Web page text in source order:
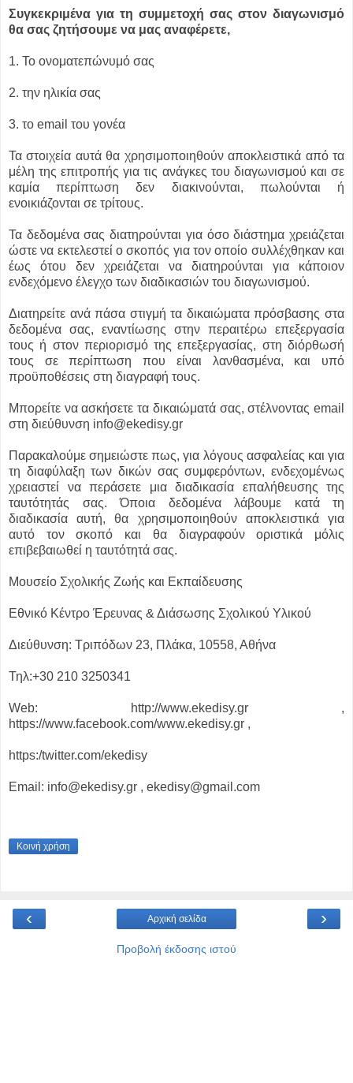
Συγκεκριμένα για τη συμμετοχή σας στον διαγωνισμό
θα σας ζητήσουμε να μας αναφέρετε,
1. Το ονοματεπώνυμό σας
2. την ηλικία σας
3. το email του γονέα
Τα στοιχεία αυτά θα χρησιμοποιηθούν αποκλειστικά από τα
μέλη της επιτροπής για τις ανάγκες του διαγωνισμού και σε
καμία περίπτωση δεν διακινούνται, πωλούνται ή
ενοικιάζονται σε τρίτους.
Τα δεδομένα σας διατηρούνται για όσο διάστημα χρειάζεται
ώστε να εκτελεστεί ο σκοπός για τον οποίο συλλέχθηκαν και
έως ότου δεν χρειάζεται να διατηρούνται για κάποιον
ενδεχόμενο έλεγχο των διαδικασιών του διαγωνισμού.
Διατηρείτε ανά πάσα στιγμή τα δικαιώματα πρόσβασης στα
δεδομένα σας, εναντίωσης στην περαιτέρω επεξεργασία
τους ή στον περιορισμό της επεξεργασίας, στη διόρθωσή
τους σε περίπτωση που είναι λανθασμένα, και υπό
προϋποθέσεις στη διαγραφή τους.
Μπορείτε να ασκήσετε τα δικαιώματά σας, στέλνοντας email
στη διεύθυνση info@ekedisy.gr
Παρακαλούμε σημειώστε πως, για λόγους ασφαλείας και για
τη διαφύλαξη των δικών σας συμφερόντων, ενδεχομένως
χρειαστεί να περάσετε μια διαδικασία επαλήθευσης της
ταυτότητάς σας. Όποια δεδομένα λάβουμε κατά τη
διαδικασία αυτή, θα χρησιμοποιηθούν αποκλειστικά για
αυτό τον σκοπό και θα διαγραφούν οριστικά μόλις
επιβεβαιωθεί η ταυτότητά σας.
Μουσείο Σχολικής Ζωής και Εκπαίδευσης
Εθνικό Κέντρο Έρευνας & Διάσωσης Σχολικού Υλικού
Διεύθυνση: Τριπόδων 23, Πλάκα, 10558, Αθήνα
Τηλ:+30 210 3250341
Web: http://www.ekedisy.gr ,
https://www.facebook.com/www.ekedisy.gr ,
https:/twitter.com/ekedisy
Email: info@ekedisy.gr , ekedisy@gmail.com
Κοινή χρήση
‹ ›
Αρχική σελίδα
Προβολή έκδοσης ιστού